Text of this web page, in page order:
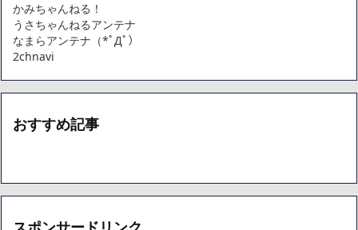
かみちゃんねる！
うさちゃんねるアンテナ
なまらアンテナ（*ﾟДﾟ）
2chnavi
おすすめ記事